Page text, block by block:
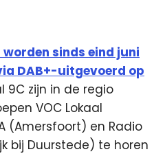
sinds eind juni
DAB+-uitgevoerd op
9C zijn in de regio
VOC Lokaal
(Amersfoort) en Radio
bij Duurstede) te horen